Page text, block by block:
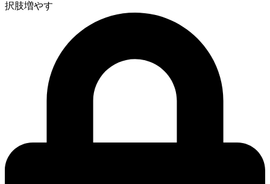
択肢増やす